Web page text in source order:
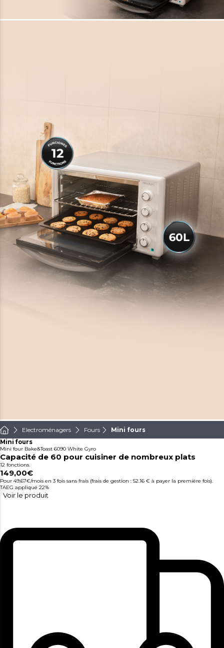
Electroménagers Fours Mini fours
Mini fours
Mini four Bake&Toast 6090 White Gyro
Capacité de 60 pour cuisiner de nombreux plats
12 fonctions.
149,00€
Pour 49,67€/mois en 3 fois sans frais (frais de gestion : 52.16 € à payer la première fois).
TAEG appliqué 22%
Voir le produit